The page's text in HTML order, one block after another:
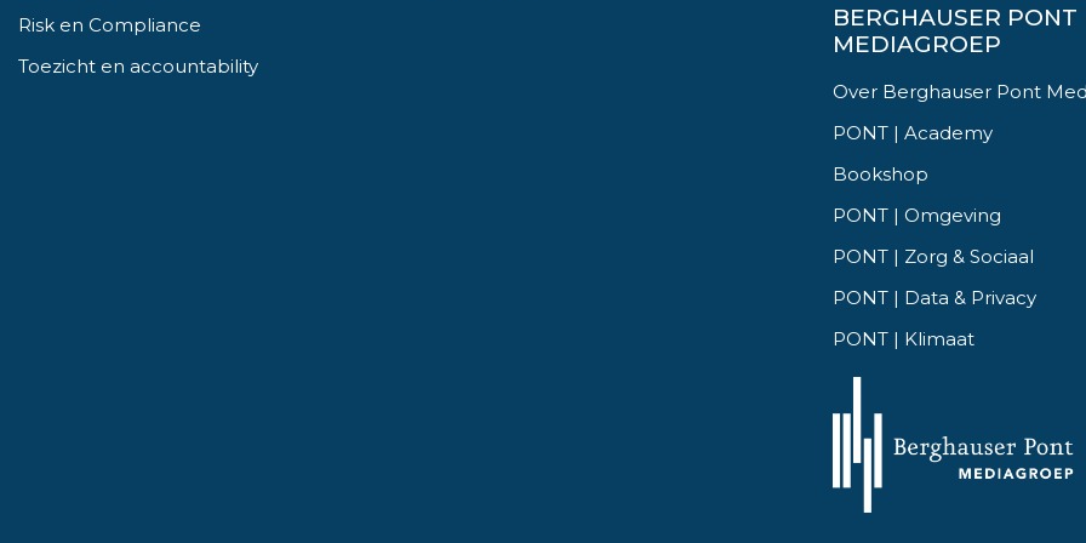
Risk en Compliance
Toezicht en accountability
BERGHAUSER PONT
MEDIAGROEP
Over Berghauser Pont
PONT | Academy
Bookshop
PONT | Omgeving
PONT | Zorg & Sociaal
PONT | Data & Privacy
PONT | Klimaat